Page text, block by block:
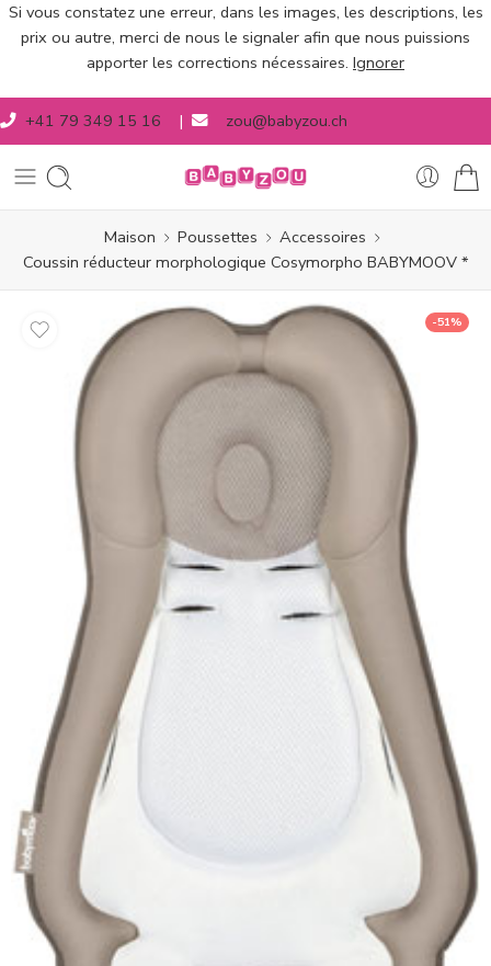
Si vous constatez une erreur, dans les images, les descriptions, les
prix ou autre, merci de nous le signaler afin que nous puissions
apporter les corrections nécessaires. Ignorer
+41 79 349 15 16 | zou@babyzou.ch
Maison Poussettes
Accessoires
Coussin réducteur morphologique Cosymorpho BABYMOOV *
-51%